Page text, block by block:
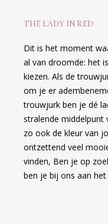
THE LADY IN RED
Dit is het moment
al van droomde: het
kiezen. Als de
om je er
trouwjurk ben je dé
stralende middelpunt
zo ook de kleur van
ontzettend veel
vinden, Ben je op
ben je bij ons aan